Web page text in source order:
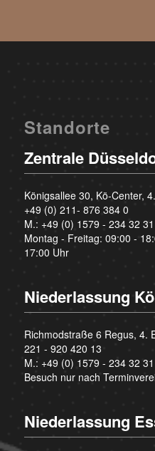
Standorte
Zentrale
Königsallee 30, Kö-Center,
+49 (0) 211- 876 384 0
M.: +49 (0) 1579 - 234 32 31
Montag - Freitag: 09:00 -
17:00 Uhr
Niederlassung
Richmodstraße 6 Regus, 4.
221 - 920 420 13
M.: +49 (0) 1579 - 234 32 31
Besuch nur nach
Niederlassung